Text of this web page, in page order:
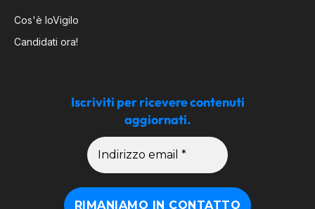
Cos'è IoVigilo
Candidati ora!
Iscriviti per ricevere contenuti
aggiornati.